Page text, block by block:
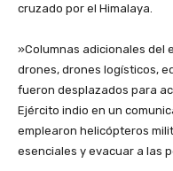
cruzado por el Himalaya.
‎»Columnas adicionales del
drones, drones logísticos,
fueron desplazados para
Ejército indio en un
emplearon helicópteros
esenciales y evacuar a las